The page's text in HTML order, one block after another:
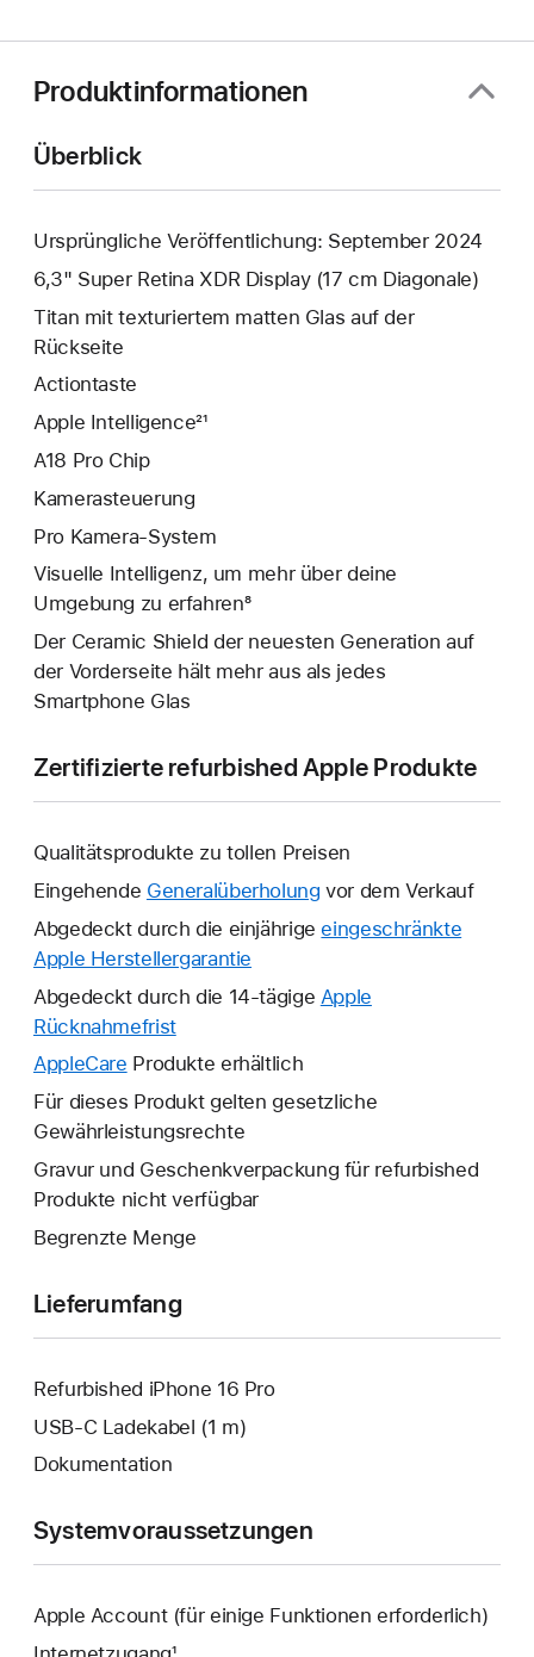
Produktinformationen
Überblick
Ursprüngliche Veröffentlichung: September 2024
6,3" Super Retina XDR Display (17 cm Diagonale)
Titan mit texturiertem matten Glas auf der
Rückseite
Action­taste
Apple Intelligence²¹
A18 Pro Chip
Kamera­steuerung
Pro Kamera-System
Visuelle Intelligenz, um mehr über deine
Umgebung zu erfahren⁸
Der Ceramic Shield der neuesten Generation auf
der Vorderseite hält mehr aus als jedes
Smartphone Glas
Zertifizierte refurbished Apple Produkte
Qualitätsprodukte zu tollen Preisen
Eingehende Generalüberholung vor dem Verkauf
Abgedeckt durch die einjährige eingeschränkte
Apple Herstellergarantie
neues
geöffnet.
Abgedeckt durch die 14-tägige Apple
RücknahmefristEin
neues
wird
geöffnet.
AppleCare Ein
neues
Fenster
geöffnet.
Produkte erhältlich
Für dieses Produkt gelten gesetzliche
Gewährleistungsrechte
Gravur und Geschenkverpackung für refurbished
Produkte nicht verfügbar
Begrenzte Menge
Lieferumfang
Refurbished iPhone 16 Pro
USB‑C Ladekabel (1 m)
Dokumentation
Systemvoraussetzungen
Apple Account (für einige Funktionen erforderlich)